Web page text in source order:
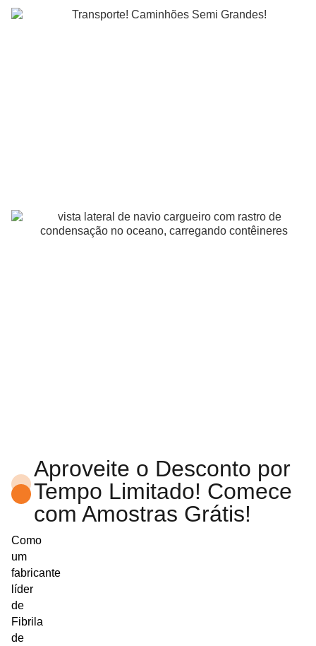
Aproveite o Desconto por
Tempo Limitado! Comece
com Amostras Grátis!
Como
um
fabricante
líder
de
Fibrila
de